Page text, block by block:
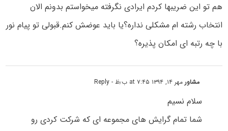
هم تو این ضریبها کردم ایرادی نگرفته میخواستم بدونم الان
انتخاب رشته ام مشکلی نداره؟یا باید عوضش کنم.قبولی تو پیام نور
با چه رتبه ای امکان پذیره؟
مشاورمهر ۱۴, ۱۳۹۴ at ۷:۴۵ ب٫ظ - Reply
سلام نسیم
شما تمام گرایش های مجموعه ای که شرکت کردی رو